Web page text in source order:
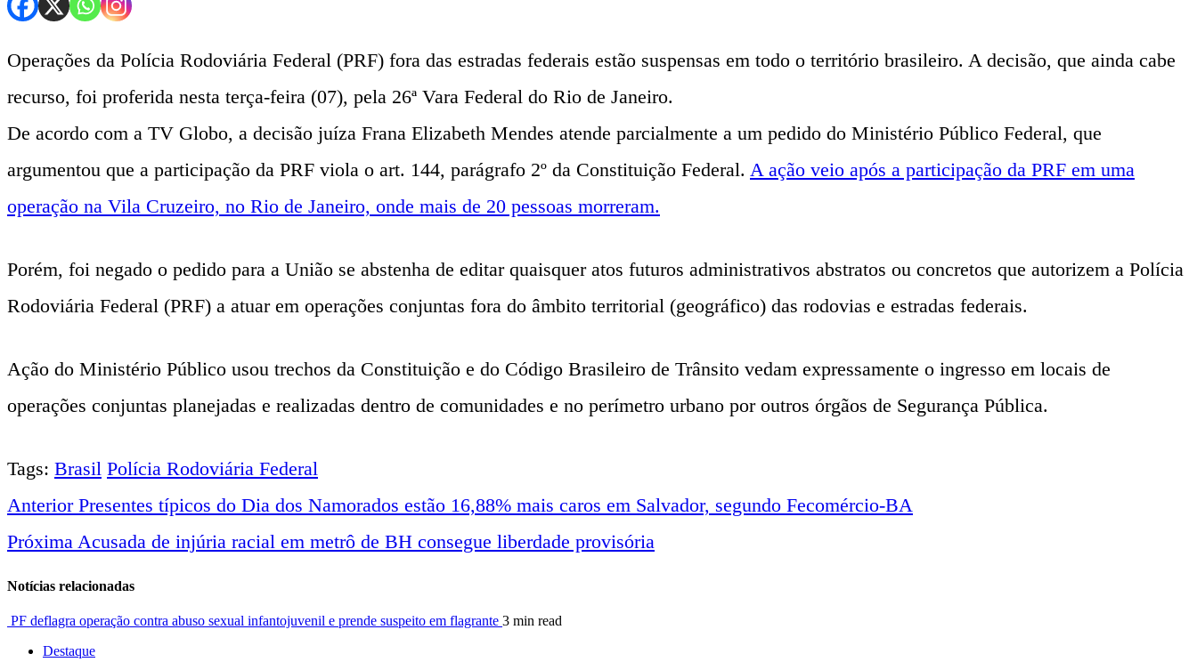
Operações da Polícia Rodoviária Federal (PRF) fora das estradas federais estão suspensas em todo o território brasileiro. A decisão, que ainda cabe
recurso, foi proferida nesta terça-feira (07), pela 26ª Vara Federal do Rio de Janeiro.
De acordo com a TV Globo, a decisão juíza Frana Elizabeth Mendes atende parcialmente a um pedido do Ministério Público Federal, que
argumentou que a participação da PRF viola o art. 144, parágrafo 2º da Constituição Federal. A ação veio após a participação da PRF em uma
operação na Vila Cruzeiro, no Rio de Janeiro, onde mais de 20 pessoas morreram.
Porém, foi negado o pedido para a União se abstenha de editar quaisquer atos futuros administrativos abstratos ou concretos que autorizem a Polícia
Rodoviária Federal (PRF) a atuar em operações conjuntas fora do âmbito territorial (geográfico) das rodovias e estradas federais.
Ação do Ministério Público usou trechos da Constituição e do Código Brasileiro de Trânsito vedam expressamente o ingresso em locais de
operações conjuntas planejadas e realizadas dentro de comunidades e no perímetro urbano por outros órgãos de Segurança Pública.
Tags: Brasil Polícia Rodoviária Federal
Navegação
notícias
AnteriorPresentes típicos do Dia dos Namorados estão 16,88% mais caros em Salvador, segundo Fecomércio-BA
Próxima Acusada de injúria racial em metrô de BH consegue liberdade provisória
Notícias relacionadas
PF deflagra operação contra abuso sexual infantojuvenil e prende suspeito em flagrante 3 min read
Destaque